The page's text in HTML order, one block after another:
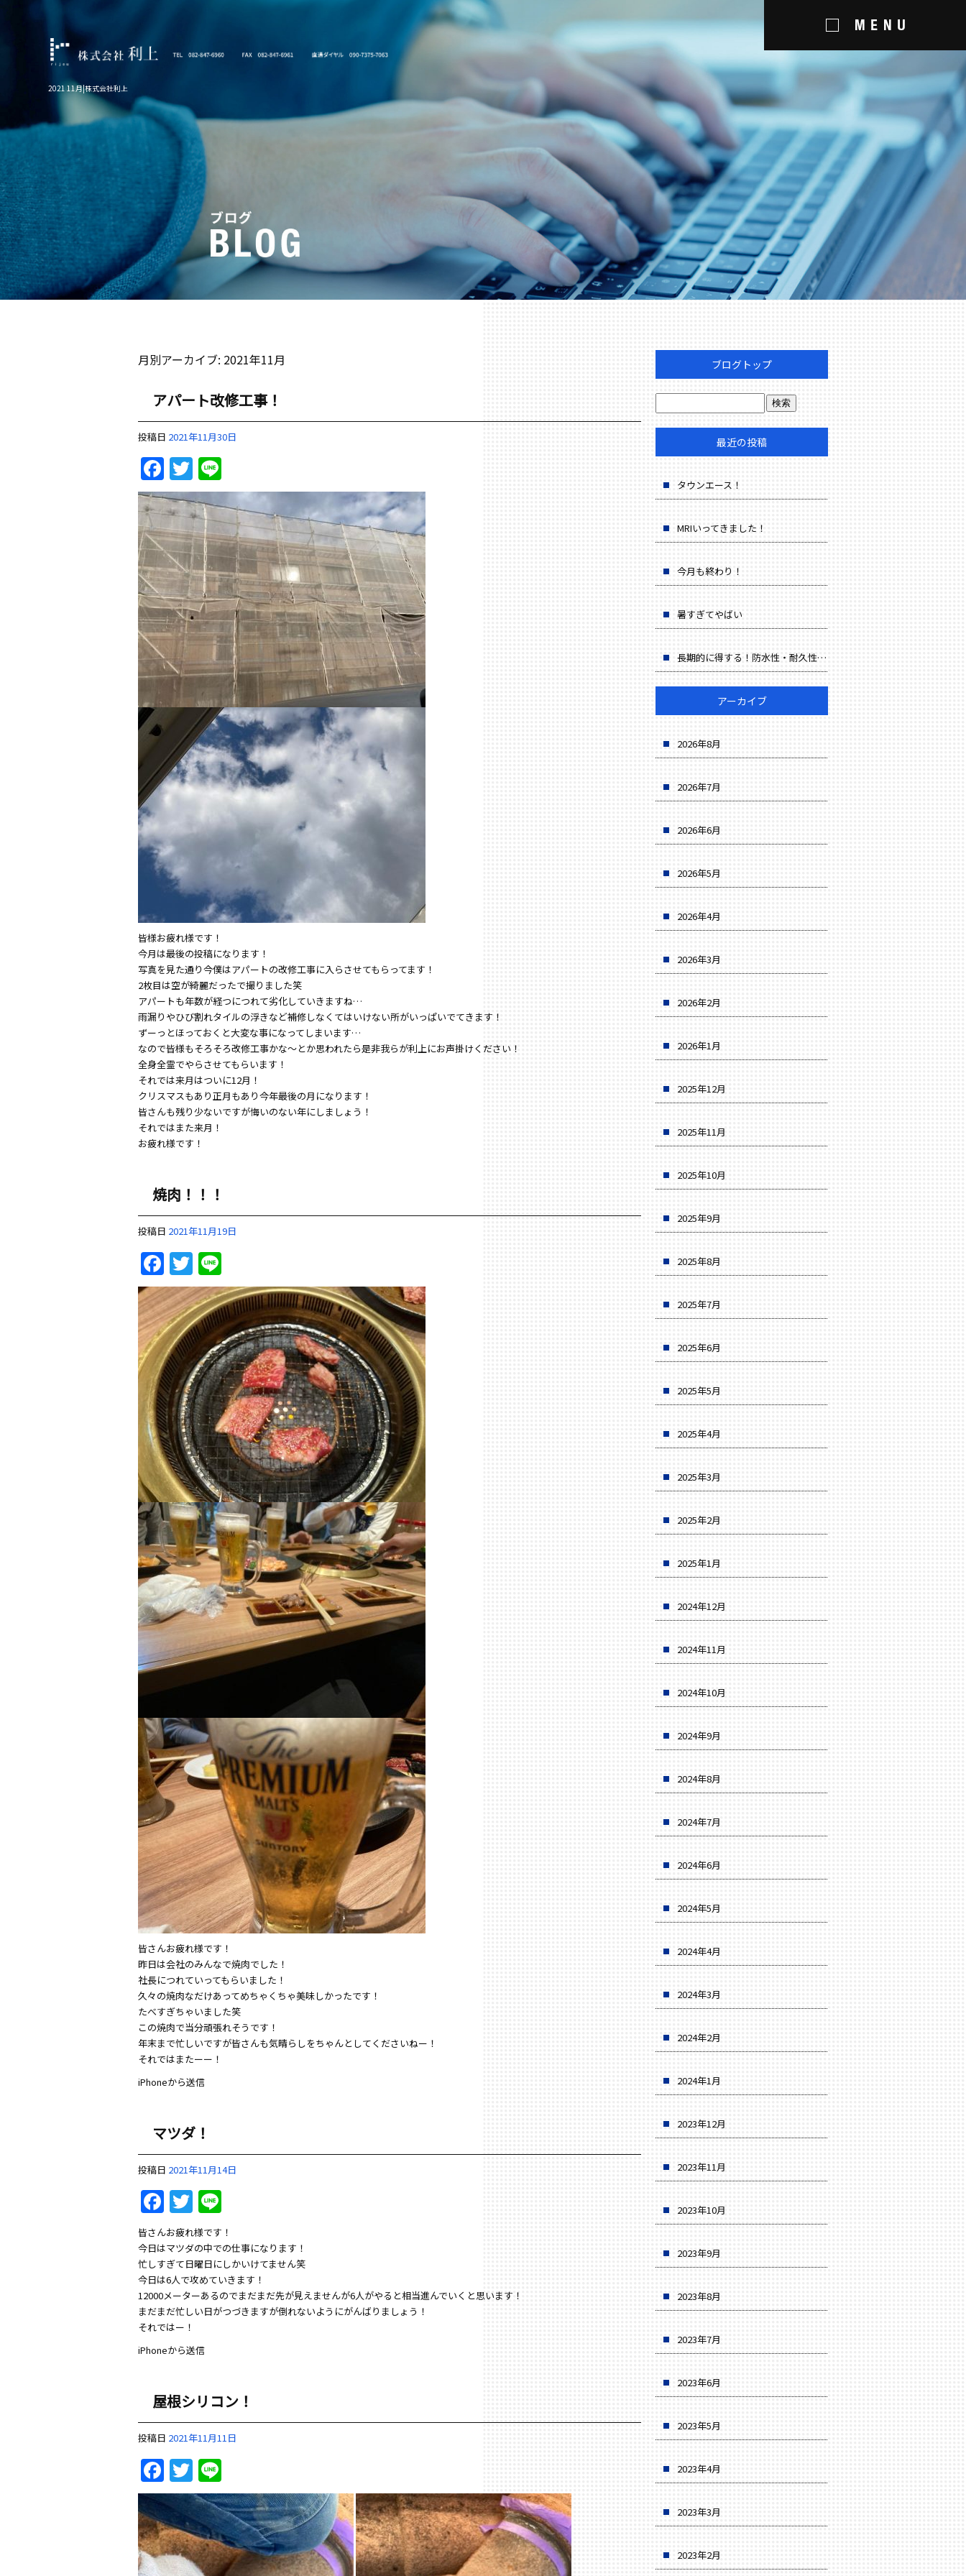
2021 11月|株式会社利上
月別アーカイブ: 2021年11月
アパート改修工事！
投稿日 2021年11月30日
Facebook
Twitter
皆様お疲れ様です！
今月は最後の投稿になります！
写真を見た通り今僕はアパートの改修工事に入らさせてもらってます！
2枚目は空が綺麗だったで撮りました笑
アパートも年数が経つにつれて劣化していきますね…
雨漏りやひび割れタイルの浮きなど補修しなくてはいけない所がいっぱいでてきます！
ずーっとほっておくと大変な事になってしまいます…
なので皆様もそろそろ改修工事かな〜とか思われたら是非我らが利上にお声掛けください！
全身全霊でやらさせてもらいます！
それでは来月はついに12月！
クリスマスもあり正月もあり今年最後の月になります！
皆さんも残り少ないですが悔いのない年にしましょう！
それではまた来月！
お疲れ様です！
焼肉！！！
投稿日 2021年11月19日
Facebook
Twitter
皆さんお疲れ様です！
昨日は会社のみんなで焼肉でした！
社長につれていってもらいました！
久々の焼肉なだけあってめちゃくちゃ美味しかったです！
たべすぎちゃいました笑
この焼肉で当分頑張れそうです！
年末まで忙しいですが皆さんも気晴らしをちゃんとしてくださいねー！
それではまたーー！
iPhoneから送信
マツダ！
投稿日 2021年11月14日
Facebook
Twitter
皆さんお疲れ様です！
今日はマツダの中での仕事になります！
忙しすぎて日曜日にしかいけてません笑
今日は6人で攻めていきます！
12000メーターあるのでまだまだ先が見えませんが6人がやると相当進んでいくと思います！
まだまだ忙しい日がつづきますが倒れないようにがんばりましょう！
それではー！
iPhoneから送信
屋根シリコン！
投稿日 2021年11月11日
Facebook
Twitter
ブログトップ
最近の投稿
タウンエース！
MRIいってきました！
今月も終わり！
暑すぎてやばい
長期的に得する！防水性・耐久性・省エネでコスト削減
アーカイブ
2026年8月
2026年7月
2026年6月
2026年5月
2026年4月
2026年3月
2026年2月
2026年1月
2025年12月
2025年11月
2025年10月
2025年9月
2025年8月
2025年7月
2025年6月
2025年5月
2025年4月
2025年3月
2025年2月
2025年1月
2024年12月
2024年11月
2024年10月
2024年9月
2024年8月
2024年7月
2024年6月
2024年5月
2024年4月
2024年3月
2024年2月
2024年1月
2023年12月
2023年11月
2023年10月
2023年9月
2023年8月
2023年7月
2023年6月
2023年5月
2023年4月
2023年3月
2023年2月